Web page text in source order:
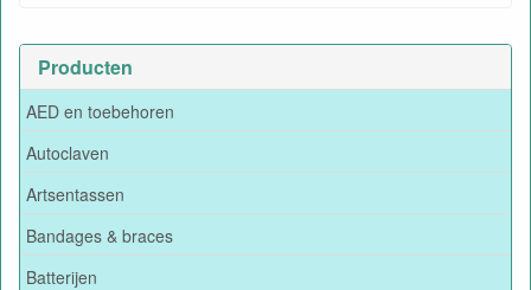
Producten
AED en toebehoren
Autoclaven
Artsentassen
Bandages & braces
Batterijen